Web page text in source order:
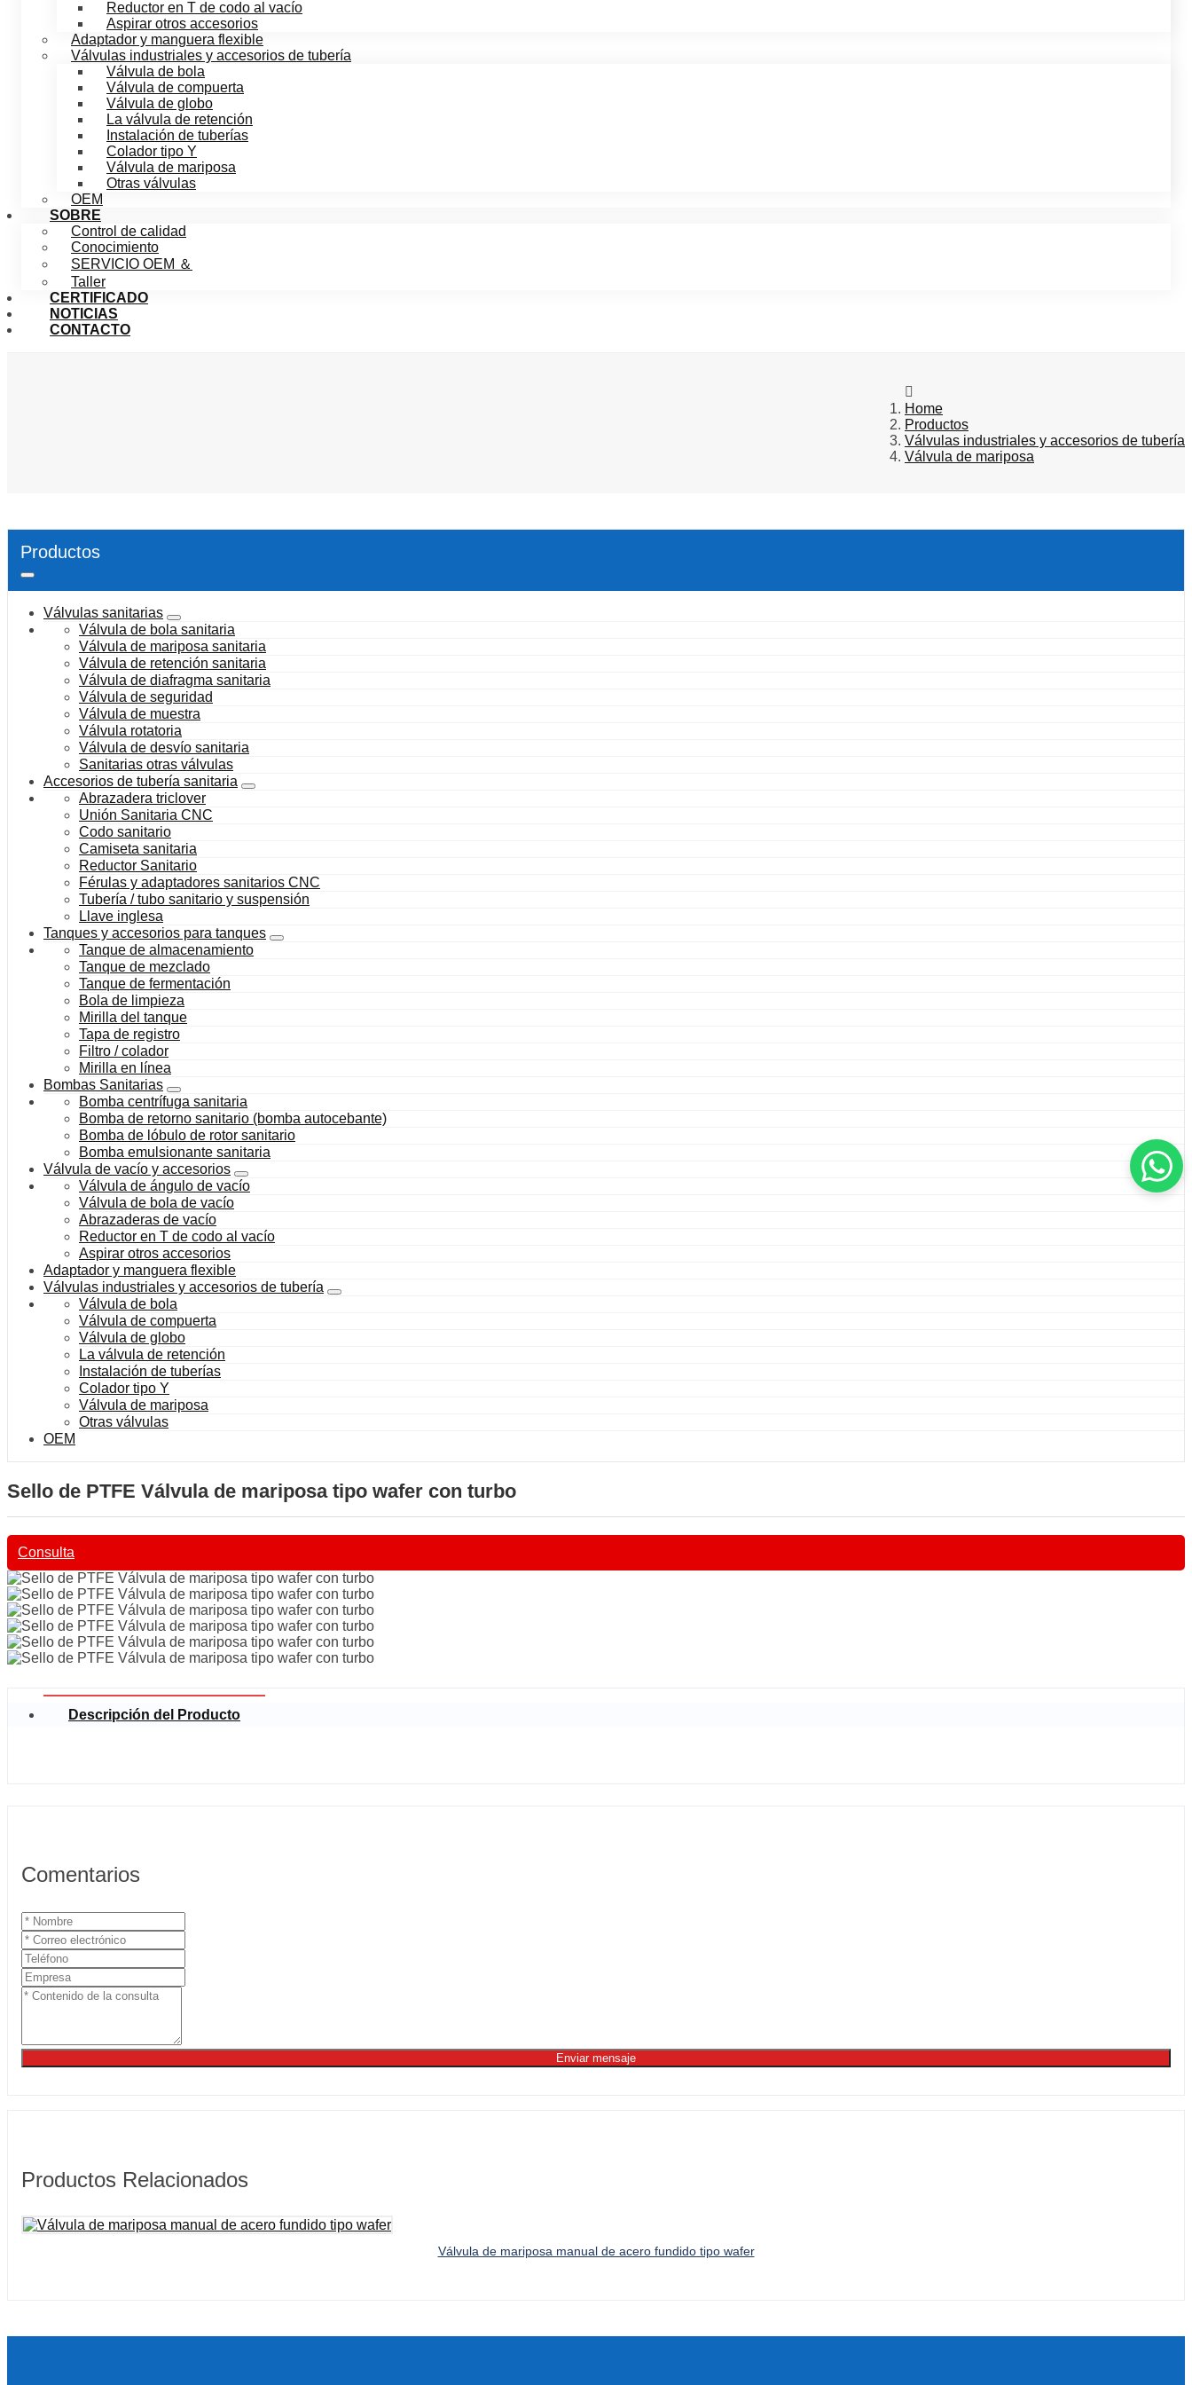
Reductor en T de codo al vacío
Aspirar otros accesorios
Adaptador y manguera flexible
Válvulas industriales y accesorios de tubería
Válvula de bola
Válvula de compuerta
Válvula de globo
La válvula de retención
Instalación de tuberías
Colador tipo Y
Válvula de mariposa
Otras válvulas
OEM
SOBRE
Control de calidad
Conocimiento
SERVICIO OEM ＆
Taller
CERTIFICADO
NOTICIAS
CONTACTO
Home
Productos
Válvulas industriales y accesorios de tubería
Válvula de mariposa
Productos
Válvulas sanitarias
Válvula de bola sanitaria
Válvula de mariposa sanitaria
Válvula de retención sanitaria
Válvula de diafragma sanitaria
Válvula de seguridad
Válvula de muestra
Válvula rotatoria
Válvula de desvío sanitaria
Sanitarias otras válvulas
Accesorios de tubería sanitaria
Abrazadera triclover
Unión Sanitaria CNC
Codo sanitario
Camiseta sanitaria
Reductor Sanitario
Férulas y adaptadores sanitarios CNC
Tubería / tubo sanitario y suspensión
Llave inglesa
Tanques y accesorios para tanques
Tanque de almacenamiento
Tanque de mezclado
Tanque de fermentación
Bola de limpieza
Mirilla del tanque
Tapa de registro
Filtro / colador
Mirilla en línea
Bombas Sanitarias
Bomba centrífuga sanitaria
Bomba de retorno sanitario (bomba autocebante)
Bomba de lóbulo de rotor sanitario
Bomba emulsionante sanitaria
Válvula de vacío y accesorios
Válvula de ángulo de vacío
Válvula de bola de vacío
Abrazaderas de vacío
Reductor en T de codo al vacío
Aspirar otros accesorios
Adaptador y manguera flexible
Válvulas industriales y accesorios de tubería
Válvula de bola
Válvula de compuerta
Válvula de globo
La válvula de retención
Instalación de tuberías
Colador tipo Y
Válvula de mariposa
Otras válvulas
OEM
Sello de PTFE Válvula de mariposa tipo wafer con turbo
Consulta
Descripción del Producto
Comentarios
Enviar mensaje
Productos Relacionados
Válvula de mariposa manual de acero fundido tipo wafer